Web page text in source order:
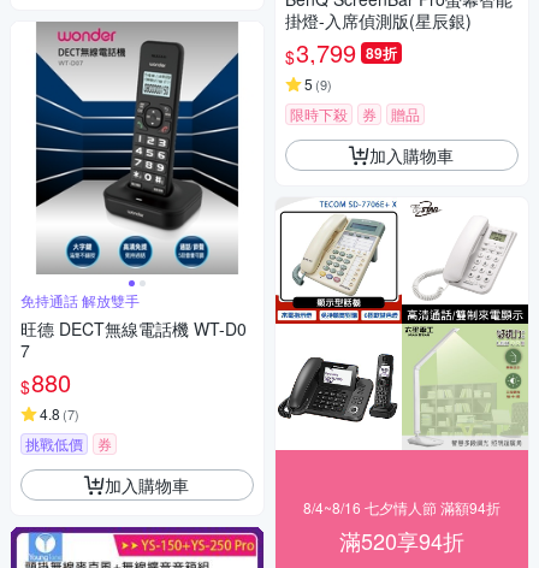
免持通話 解放雙手
旺德 DECT無線電話機 WT-D0
7
$880
4.8 (7)
挑戰低價 券
加入購物車
掛燈-入席偵測版(星辰銀)
$3,799 89折
5 (9)
限時下殺 券 贈品
加入購物車
8/4~8/16 七夕情人節 滿額94折
滿520享94折